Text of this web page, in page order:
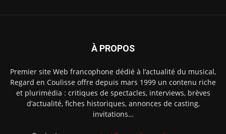
À PROPOS
Premier site Web francophone dédié à l’actualité du musical,
Regard en Coulisse offre depuis mars 1999 un contenu riche
et plurimédia : critiques de spectacles, interviews, brèves
d’actualité, fiches historiques, annonces de casting,
invitations…